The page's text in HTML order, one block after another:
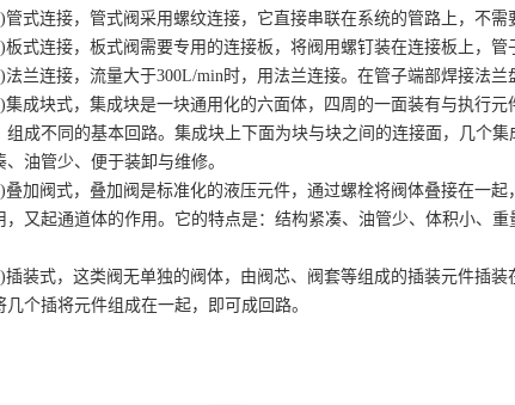
管式连接，管式阀采用螺纹连接，它直接串联在系统的管路上，
板式连接，板式阀需要专用的连接板，将阀用螺钉装在连接板上
法兰连接，流量大于300L/min时，用法兰连接。在管子端部焊接
集成块式，集成块是一块通用化的六面体，四周的一面装有与执行
组成不同的基本回路。集成块上下面为块与块之间的连接面，几个
、油管少、便于装卸与维修。
叠加阀式，叠加阀是标准化的液压元件，通过螺栓将阀体叠接在一
，又起通道体的作用。它的特点是：结构紧凑、油管少、体积小、
插装式，这类阀无单独的阀体，由阀芯、阀套等组成的插装元件插
几个插将元件组成在一起，即可成回路。